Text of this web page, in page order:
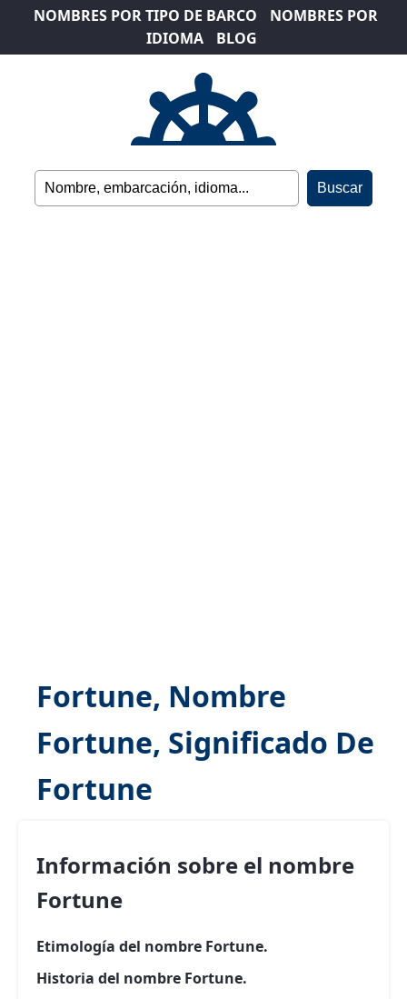
NOMBRES POR TIPO DE BARCO
NOMBRES POR
IDIOMA
BLOG
Fortune, Nombre
Fortune, Significado De
Fortune
Información sobre el nombre
Fortune
Etimología del nombre Fortune.
Historia del nombre Fortune.